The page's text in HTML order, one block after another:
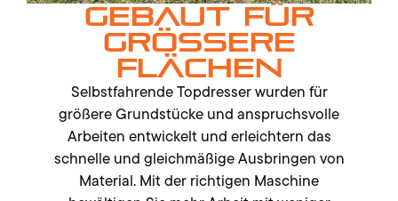
Gebaut für
größere
Flächen
Selbstfahrende Topdresser wurden für
größere Grundstücke und anspruchsvolle
Arbeiten entwickelt und erleichtern das
schnelle und gleichmäßige Ausbringen von
Material. Mit der richtigen Maschine